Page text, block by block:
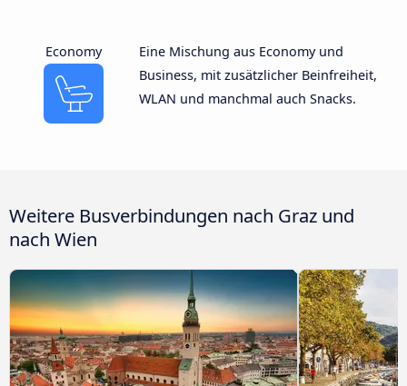
Economy
Eine Mischung aus Economy und
Business, mit zusätzlicher Beinfreiheit,
WLAN und manchmal auch Snacks.
Weitere Busverbindungen nach Graz und
nach Wien